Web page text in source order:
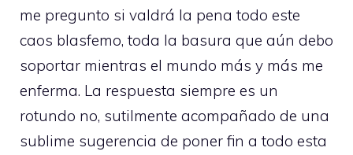
me pregunto si valdrá la pena todo este
caos blasfemo, toda la basura que aún debo
soportar mientras el mundo más y más me
enferma. La respuesta siempre es un
rotundo no, sutilmente acompañado de una
sublime sugerencia de poner fin a todo esta